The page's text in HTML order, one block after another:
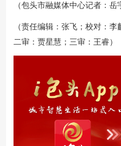
（包头市融媒体中心记者：岳
（责任编辑：张飞；校对：
二审：贾星慧；三审：王睿）